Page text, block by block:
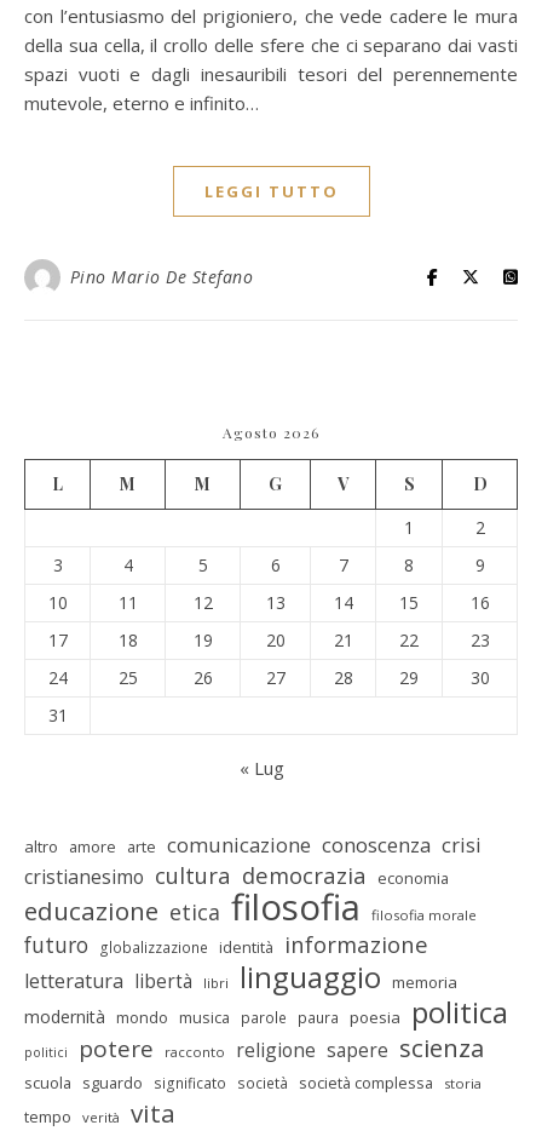
con l’entusiasmo del prigioniero, che vede cadere le mura
della sua cella, il crollo delle sfere che ci separano dai vasti
spazi vuoti e dagli inesauribili tesori del perennemente
mutevole, eterno e infinito…
LEGGI TUTTO
Pino Mario De Stefano
Agosto 2026
L M M G V S
D
1
2
3
4 5 6 7 8
9
10
11 12 13 14 15
16
17
18 19 20 21 22
23
24
25 26 27 28 29
30
31
« Lug
altro amore arte comunicazione conoscenza crisi
cristianesimo cultura democrazia economia
educazione etica filosofia filosofia morale
futuro globalizzazione identità informazione
letteratura libertà libri linguaggio memoria
modernità mondo musica parole paura poesia politica
politici potere racconto religione sapere scienza
scuola sguardo significato società società complessa storia
tempo verità vita